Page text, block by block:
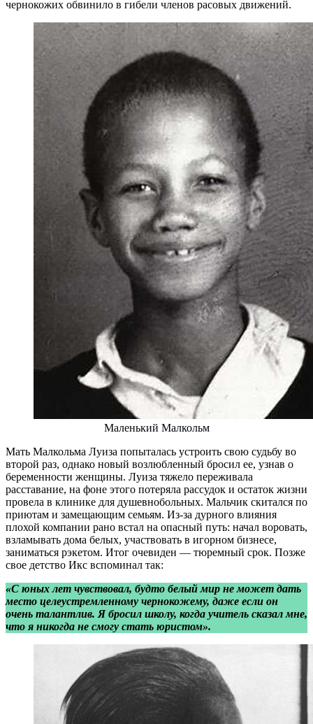
чернокожих обвинило в гибели членов расовых движений.
Маленький Малкольм
Мать Малкольма Луиза попыталась устроить свою судьбу во
второй раз, однако новый возлюбленный бросил ее, узнав о
беременности женщины. Луиза тяжело переживала
расставание, на фоне этого потеряла рассудок и остаток жизни
провела в клинике для душевнобольных. Мальчик скитался по
приютам и замещающим семьям. Из-за дурного влияния
плохой компании рано встал на опасный путь: начал воровать,
взламывать дома белых, участвовать в игорном бизнесе,
заниматься рэкетом. Итог очевиден — тюремный срок. Позже
свое детство Икс вспоминал так:
«С юных лет чувствовал, будто белый мир не может дать
место целеустремленному чернокожему, даже если он
очень талантлив. Я бросил школу, когда учитель сказал мне,
что я никогда не смогу стать юристом».